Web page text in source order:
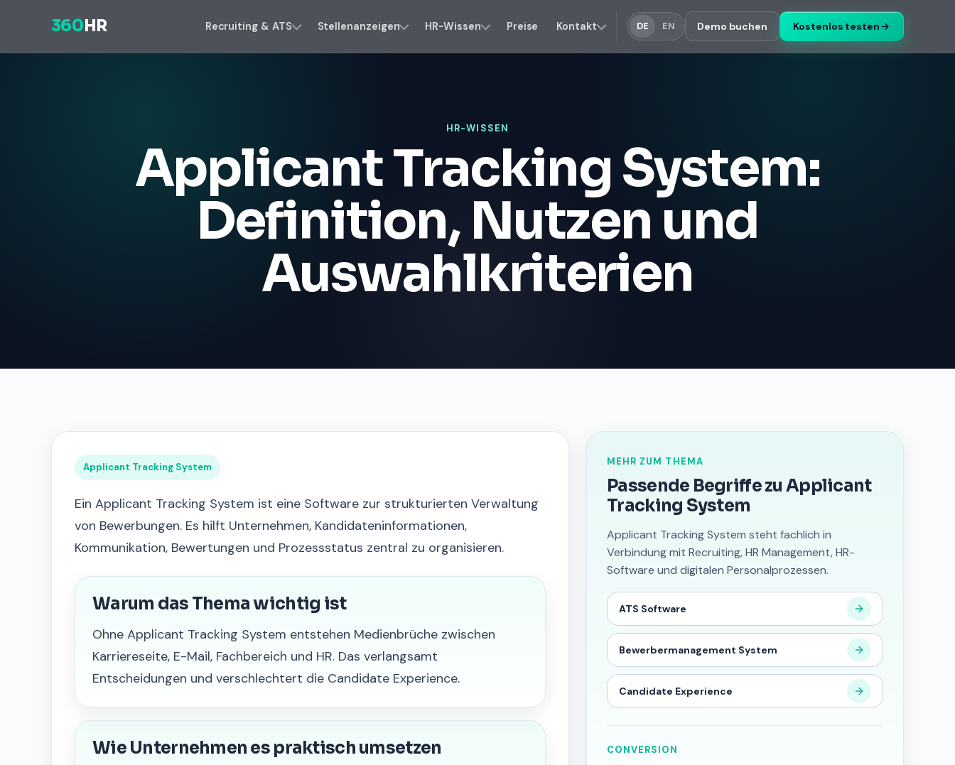
360 HR Recruiting & ATS Stellenanzeigen HR-Wissen Preise Kontakt DE EN Demo buchen Kostenlos testen
HR-WISSEN
Applicant Tracking System:
Definition, Nutzen und
Auswahlkriterien
Applicant Tracking System
Ein Applicant Tracking System ist eine Software zur strukturierten Verwaltung
von Bewerbungen. Es hilft Unternehmen, Kandidateninformationen,
Kommunikation, Bewertungen und Prozessstatus zentral zu organisieren.
Warum das Thema wichtig ist
Ohne Applicant Tracking System entstehen Medienbrüche zwischen
Karriereseite, E-Mail, Fachbereich und HR. Das verlangsamt
Entscheidungen und verschlechtert die Candidate Experience.
Wie Unternehmen es praktisch umsetzen
MEHR ZUM THEMA
Passende Begriffe zu Applicant
Tracking System
Applicant Tracking System steht fachlich in
Verbindung mit Recruiting, HR Management, HR-
Software und digitalen Personalprozessen.
ATS Software
Bewerbermanagement System
Candidate Experience
CONVERSION